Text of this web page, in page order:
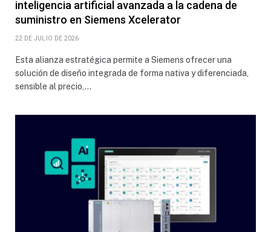
inteligencia artificial avanzada a la cadena de
suministro en Siemens Xcelerator
22 DE JULIO DE 2026
Esta alianza estratégica permite a Siemens ofrecer una
solución de diseño integrada de forma nativa y diferenciada,
sensible al precio,…